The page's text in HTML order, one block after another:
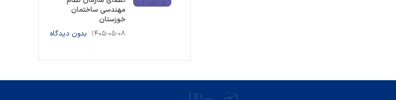
مهندسی ساختمان
خوزستان
۱۴۰۵-۰۵-۰۸ بدون دیدگاه